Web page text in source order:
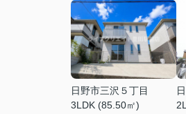
日野市三沢５丁目
3LDK (85.50㎡)